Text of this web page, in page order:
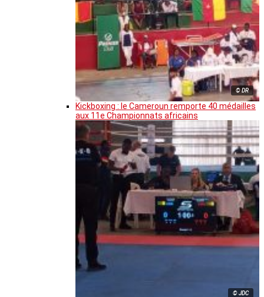
© DR
Kickboxing : le Cameroun remporte 40 médailles
aux 11e Championnats africains
© JDC